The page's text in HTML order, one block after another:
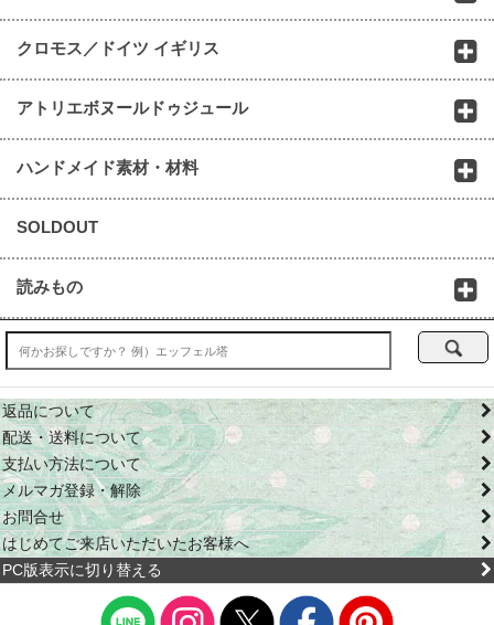
クロモス／ドイツ イギリス
アトリエボヌールドゥジュール
ハンドメイド素材・材料
SOLDOUT
読みもの
返品について
配送・送料について
支払い方法について
メルマガ登録・解除
お問合せ
はじめてご来店いただいたお客様へ
PC版表示に切り替える